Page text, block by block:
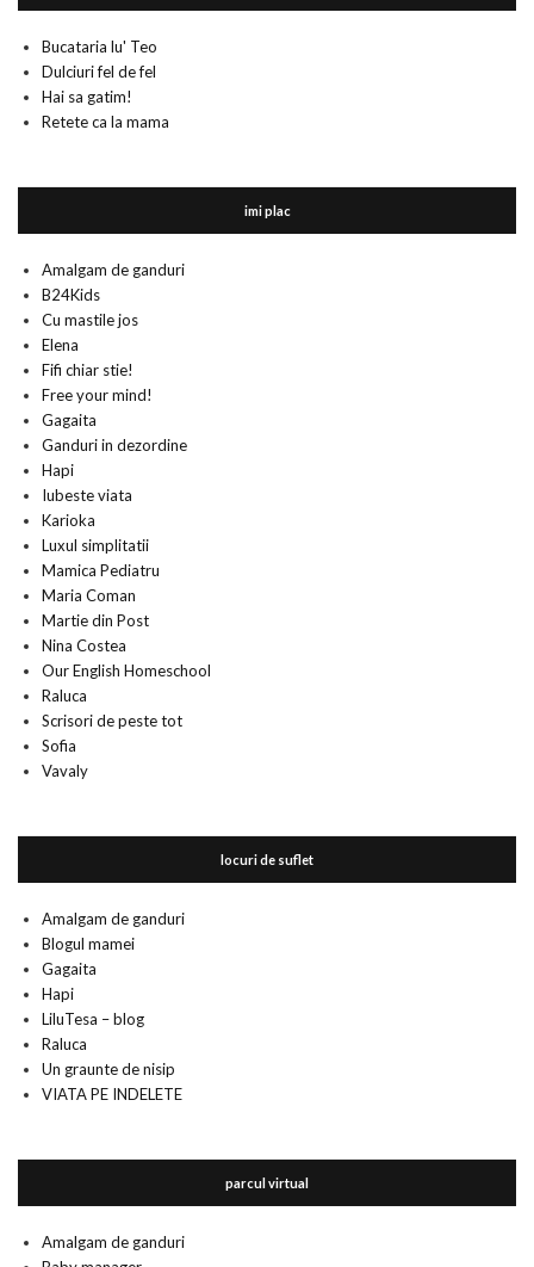
Bucataria lu' Teo
Dulciuri fel de fel
Hai sa gatim!
Retete ca la mama
imi plac
Amalgam de ganduri
B24Kids
Cu mastile jos
Elena
Fifi chiar stie!
Free your mind!
Gagaita
Ganduri in dezordine
Hapi
Iubeste viata
Karioka
Luxul simplitatii
Mamica Pediatru
Maria Coman
Martie din Post
Nina Costea
Our English Homeschool
Raluca
Scrisori de peste tot
Sofia
Vavaly
locuri de suflet
Amalgam de ganduri
Blogul mamei
Gagaita
Hapi
LiluTesa – blog
Raluca
Un graunte de nisip
VIATA PE INDELETE
parcul virtual
Amalgam de ganduri